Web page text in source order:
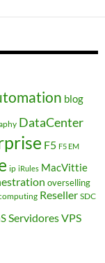
blog
DataCenter
F5 F5 EM
ip iRules MacVittie
overselling
Reseller SDC
Servidores VPS